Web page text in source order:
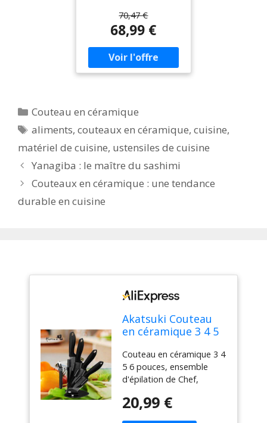
complémentaire
pour chiens
70,47 €
68,99 €
Catégories
Couteau en céramique
Étiquettes
aliments,couteaux en céramique,cuisine,
matériel de cuisine, ustensiles de cuisine
Yanagiba : le maître du sashimi
Couteaux en céramique : une tendance
durable en cuisine
Akatsuki Couteau
en céramique 3 4 5
d'épilation de Chef,
utilitaire de
tranchage, lame
noire en zircone,
support de bloc de
couteaux, outil de
Couteau en céramique 3 4
5 6 pouces, ensemble
d'épilation de Chef,
lame noire en zircone,
20,99 €